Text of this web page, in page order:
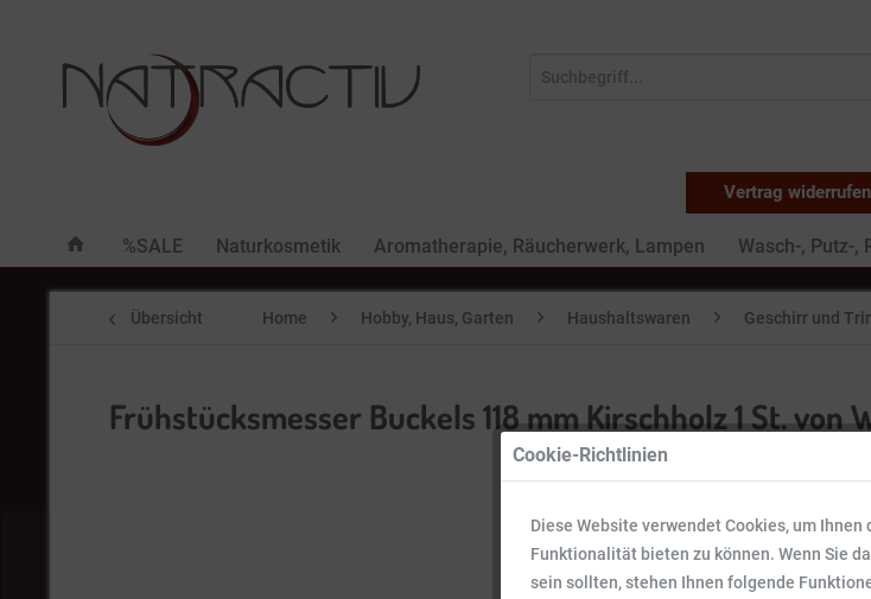
Vertrag widerrufen
%SALE Naturkosmetik Aromatherapie, Räucherwerk, Lampen Wasch-, Putz-,
Übersicht Home Hobby, Haus, Garten Haushaltswaren Geschirr und
Frühstücksmesser Buckels 118 mm Kirschholz 1 St. von
Cookie-Richtlinien
Diese Website verwendet Cookies, um
Funktionalität bieten zu können. Wenn Sie
sein sollten, stehen Ihnen folgende